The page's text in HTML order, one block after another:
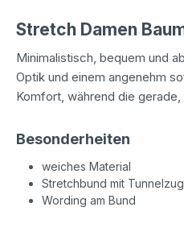
Stretch Damen
Minimalistisch, bequem und
Optik und einem angenehm
Komfort, während die
Besonderheiten
weiches Material
Stretchbund mit
Wording am Bund